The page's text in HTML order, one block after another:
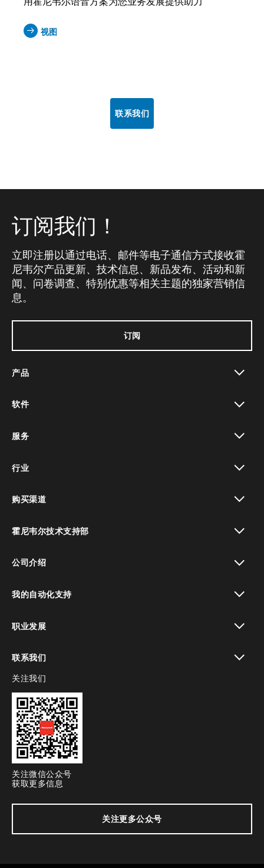
视图
联系我们
订阅我们！
立即注册以通过电话、邮件等电子通信方式接收霍
尼韦尔产品更新、技术信息、新品发布、活动和新
闻、问卷调查、特别优惠等相关主题的独家营销信
息。
订阅
产品
软件
服务
行业
购买渠道
霍尼韦尔技术支持部
公司介绍
我的自动化支持
职业发展
联系我们
toggle view
关注我们
关注微信公众号
获取更多信息
关注更多公众号